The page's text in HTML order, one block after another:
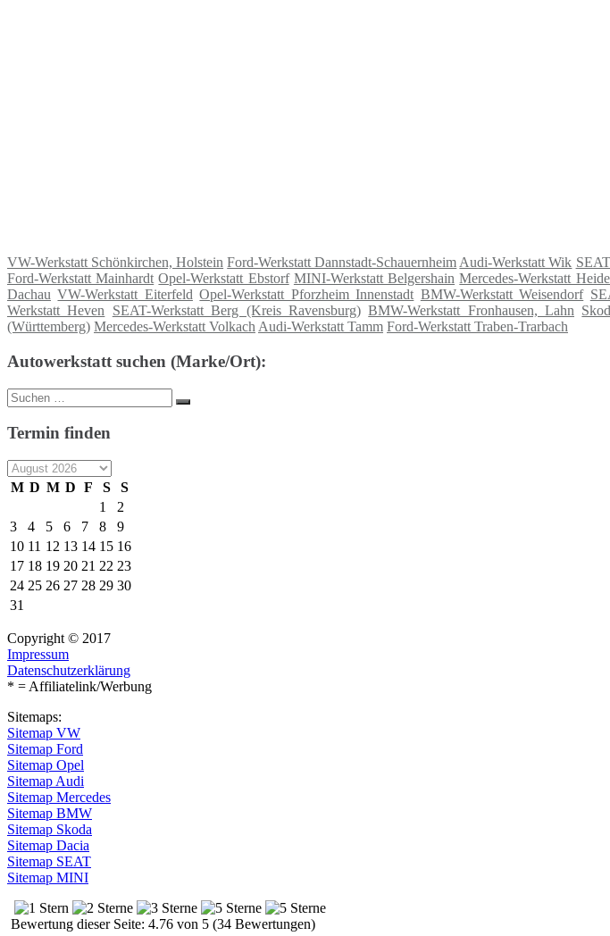
VW-Werkstatt Schönkirchen, Holstein Ford-Werkstatt Dannstadt-Schauernheim Audi-Werkstatt Wik
Ford-Werkstatt Mainhardt Opel-Werkstatt Ebstorf MINI-Werkstatt Belgershain Mercedes-Werkstatt
Dachau VW-Werkstatt Eiterfeld Opel-Werkstatt Pforzheim Innenstadt BMW-Werkstatt Weisendorf
Werkstatt Heven
SEAT-Werkstatt Berg (Kreis Ravensburg) BMW-Werkstatt Fronhausen, Lahn
(Württemberg) Mercedes-Werkstatt Volkach Audi-Werkstatt Tamm Ford-Werkstatt Traben-Trarbach
Autowerkstatt suchen (Marke/Ort):
Suche
nach:
Suchen
Termin finden
M D M D F S
S
1
2
3
4 5 6 7 8
9
10 11 12 13 14 15 16
17 18 19 20 21 22 23
24 25 26 27 28 29 30
31
Copyright © 2017
Impressum
Datenschutzerklärung
* = Affiliatelink/Werbung
Sitemaps:
Sitemap VW
Sitemap Ford
Sitemap Opel
Sitemap Audi
Sitemap Mercedes
Sitemap BMW
Sitemap Skoda
Sitemap Dacia
Sitemap SEAT
Sitemap MINI
Bewertung dieser Seite: 4.76 von 5 (34 Bewertungen)